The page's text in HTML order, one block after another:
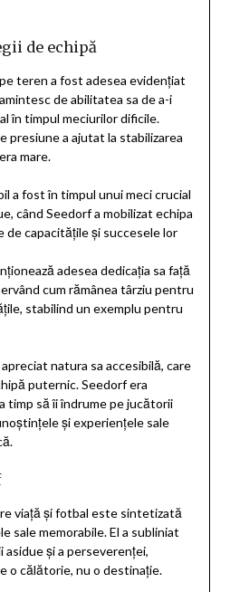
de echipă
teren a fost adesea evidențiat
de abilitatea sa de a-i
în timpul meciurilor dificile.
presiune a ajutat la stabilizarea
mare.
a fost în timpul unui meci crucial
când Seedorf a mobilizat echipa
de capacitățile și succesele lor
adesea dedicația sa față
cum rămânea târziu pentru
stabilind un exemplu pentru
natura sa accesibilă, care
puternic. Seedorf era
timp să îi îndrume pe jucătorii
și experiențele sale
viață și fotbal este sintetizată
sale memorabile. El a subliniat
asidue și a perseverenței,
o călătorie, nu o destinație.